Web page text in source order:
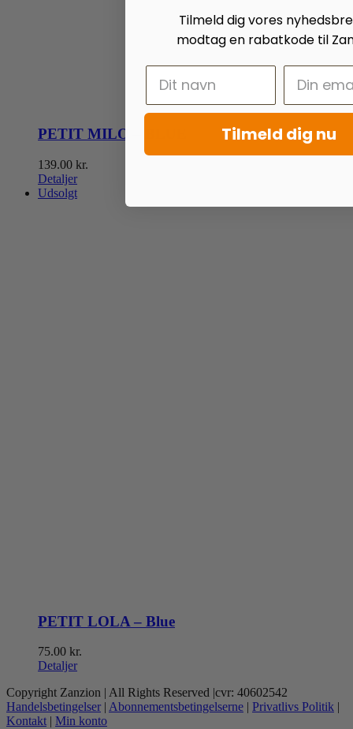
PETIT MILO – BLUE
139.00 kr.
Detaljer
Udsolgt
PETIT LOLA – Blue
75.00 kr.
Detaljer
Copyright Zanzion | All Rights Reserved |cvr: 40602542
Handelsbetingelser | Abonnementsbetingelserne | Privatlivs Politik |
Kontakt | Min konto
Tilmeld dig vores
modtag en rabatkode til
Tilmeld dig nu